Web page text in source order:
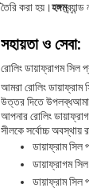
তৈরি করা হয়।হঙ্গম
সহায়তা ও সেবা:
রোলিং ডায়াফ্রাগম সিল
আমরা রোলিং
উত্তর দিতে
আপনার রোলিং
সীলকে সর্বোচ্চ অবস্থায়
ডায়াফ্রাম সিল
ডায়াফ্রাগম
ডায়াফ্রাম সিল